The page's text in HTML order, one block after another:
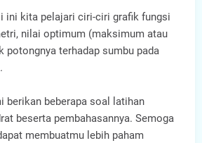
ini kita pelajari ciri-ciri grafik fungsi
nilai optimum (maksimum atau
terhadap sumbu pada
berikan beberapa soal latihan
beserta pembahasannya. Semoga
membuatmu lebih paham